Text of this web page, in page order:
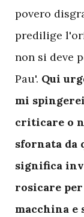
povero
predilige
non si deve
Pau'. Qui
mi
criticare o
sfornata da
significa
rosicare
macchina e